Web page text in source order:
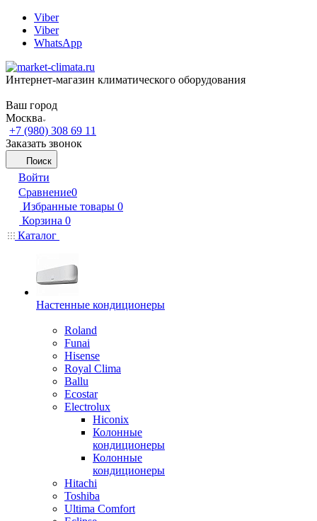
Viber
Viber
WhatsApp
Интернет-магазин климатического оборудования
Ваш город
Москва
+7 (980) 308 69 11
Заказать звонок
Поиск
Войти
Сравнение0
Избранные товары 0
Корзина 0
Каталог
Настенные кондиционеры
Roland
Funai
Hisense
Royal Clima
Ballu
Ecostar
Electrolux
Hiconix
Колонные
кондиционеры
Колонные
кондиционеры
Hitachi
Toshiba
Ultima Comfort